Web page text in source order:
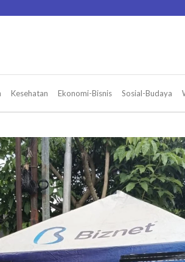
Kesehatan Ekonomi-Bisnis Sosial-Budaya